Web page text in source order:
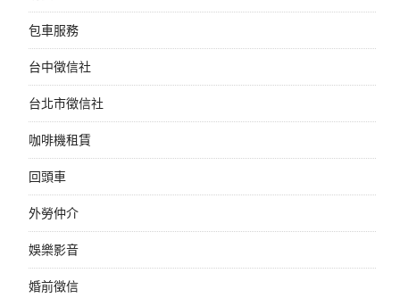
包車服務
台中徵信社
台北市徵信社
咖啡機租賃
回頭車
外勞仲介
娛樂影音
婚前徵信